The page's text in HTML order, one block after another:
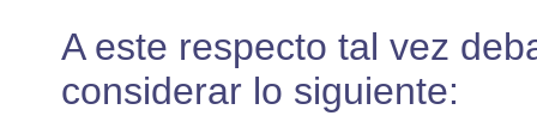
A este respecto tal vez
considerar lo siguiente: